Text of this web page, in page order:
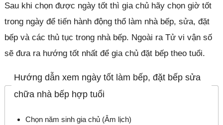
Sau khi chọn được ngày tốt thì gia chủ hãy chọn giờ tốt
trong ngày để tiến hành động thổ làm nhà bếp, sửa, đặt
bếp và các thủ tục trong nhà bếp. Ngoài ra Tử vi vận số
sẽ đưa ra hướng tốt nhất để gia chủ đặt bếp theo tuổi.
Hướng dẫn xem ngày tốt làm bếp, đặt bếp sửa
chữa nhà bếp hợp tuổi
Chọn năm sinh gia chủ (Âm lịch)